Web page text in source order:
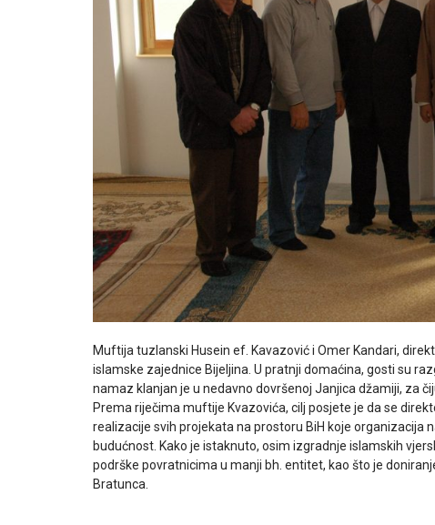
Muftija tuzlanski Husein ef. Kavazović i Omer Kandari,
islamske zajednice Bijeljina. U pratnji domaćina, gosti su
namaz klanjan je u nedavno dovršenoj Janjica džamiji, za
Prema riječima muftije Kvazovića, cilj posjete je da se
realizacije svih projekata na prostoru BiH koje organizacija
budućnost. Kako je istaknuto, osim izgradnje islamskih
podrške povratnicima u manji bh. entitet, kao što je
Bratunca.